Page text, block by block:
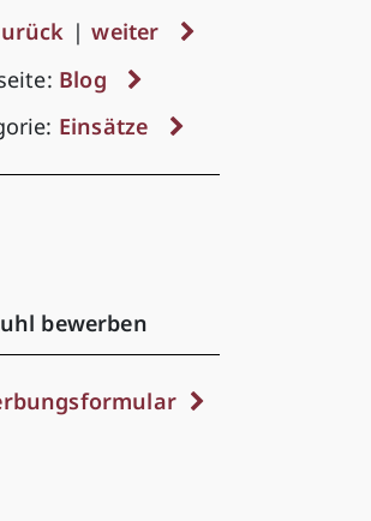
| weiter
Blog
Einsätze
bewerben